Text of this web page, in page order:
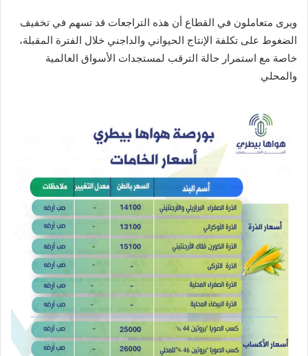
ويرى متعاملون في القطاع أن هذه التراجعات قد تسهم في تخفيف
الضغوط على تكلفة الإنتاج الحيواني والداجني خلال الفترة المقبلة،
خاصة مع استمرار حالة الترقب لمستجدات الأسواق العالمية
والمحلي